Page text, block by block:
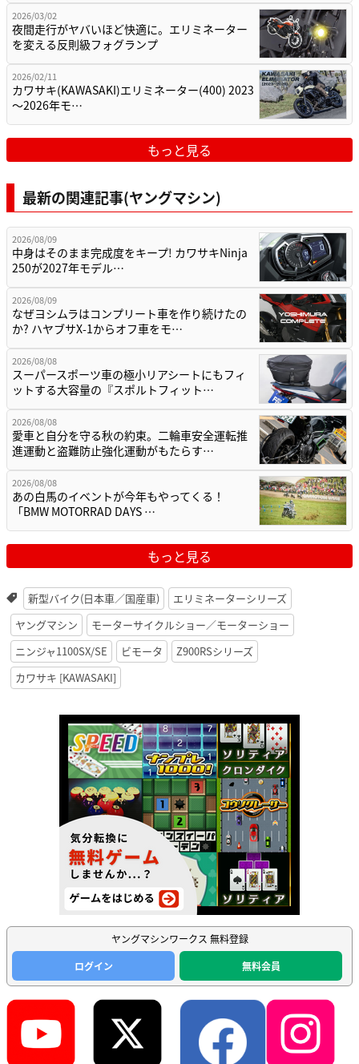
2026/03/02
夜間走行がヤバいほど快適に。エリミネーター
を変える反則級フォグランプ
2026/02/11
カワサキ(KAWASAKI)エリミネーター(400) 2023
～2026年モ…
もっと見る
最新の関連記事(ヤングマシン)
2026/08/09
中身はそのまま完成度をキープ! カワサキNinja
250が2027年モデル…
2026/08/09
なぜヨシムラはコンプリート車を作り続けたの
か? ハヤブサX-1からオフ車をモ…
2026/08/08
スーパースポーツ車の極小リアシートにもフィ
ットする大容量の『スポルトフィット…
2026/08/08
愛車と自分を守る秋の約束。二輪車安全運転推
進運動と盗難防止強化運動がもたらす…
2026/08/08
あの白馬のイベントが今年もやってくる！
「BMW MOTORRAD DAYS …
もっと見る
新型バイク(日本車／国産車)
エリミネーターシリーズ
ヤングマシン
モーターサイクルショー／モーターショー
ニンジャ1100SX/SE
ビモータ
Z900RSシリーズ
カワサキ [KAWASAKI]
ヤングマシンワークス 無料登録
ログイン
無料会員